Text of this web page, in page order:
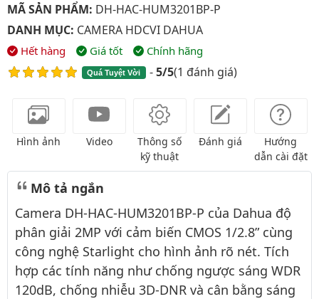
MÃ SẢN PHẨM: DH-HAC-HUM3201BP-P
DANH MỤC: CAMERA HDCVI DAHUA
Hết hàng Giá tốt Chính hãng
Quá Tuyệt Vời -5/5(1 đánh giá)
Hình ảnh Video
Thông số
kỹ thuật
Đánh giá
Hướng
dẫn cài đặt
Mô tả ngắn
Camera DH-HAC-HUM3201BP-P của Dahua độ
phân giải 2MP với cảm biến CMOS 1/2.8” cùng
công nghệ Starlight cho hình ảnh rõ nét. Tích
hợp các tính năng như chống ngược sáng WDR
120dB, chống nhiễu 3D-DNR và cân bằng sáng